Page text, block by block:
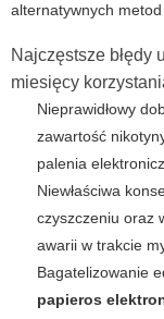
alternatywnych
Najczęstsze błędy
miesięcy
Nieprawidłowy
zawartość
palenia
Niewłaściwa
czyszczeniu oraz
awarii w trakcie
Bagatelizowanie
papieros